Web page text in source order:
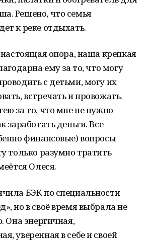
Решено, что семья
к реке отдыхать.
опора, наша крепкая
ему за то, что могу
с детьми, могу их
встречать и провожать.
за то, что мне не нужно
заработать деньги. Все
финансовые) вопросы
только разумно тратить
Олеся.
БЭК по специальности
но в своё время выбрала не
Она энергичная,
уверенная в себе и своей